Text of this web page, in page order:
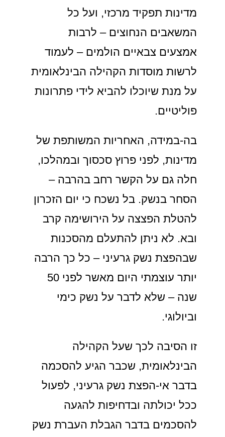
מדינות תפקיד מרכזי, ועל כל
המשאבים הנחוצים – לרבות
אמצעים צבאיים הולמים – לעמוד
לרשות מוסדות הקהילה הבינלאומית
על מנת שיוכלו להביא לידי פתרונות
פוליטיים.
בה-במידה, האחריות המשותפת של
מדינות, לפני פרוץ סכסוך ובמהלכו,
חלה גם על הקשר רחב בהרבה –
הסחר בנשק. בל נשכח כי יום הזכרון
להטלת הפצצה על הירושימה קרב
ובא. לא ניתן להתעלם מהסכנות
שבהפצת נשק גרעיני – כל כך הרבה
יותר עוצמתי היום מאשר לפני 50
שנה – שלא לדבר על נשק כימי
וביולוגי.
זו הסיבה לכך שעל הקהילה
הבינלאומית, שכבר הגיע להסכמה
בדבר אי-הפצת נשק גרעיני, לפעול
ככל יכולתה ובדחיפות להגעה
להסכמים בדבר הגבלת העברת נשק